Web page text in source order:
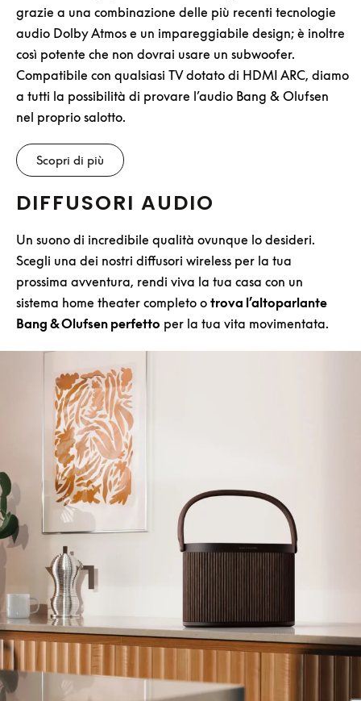
grazie a una combinazione delle più recenti tecnologie
audio Dolby Atmos e un impareggiabile design; è inoltre
così potente che non dovrai usare un subwoofer.
Compatibile con qualsiasi TV dotato di HDMI ARC, diamo
a tutti la possibilità di provare l’audio Bang & Olufsen
nel proprio salotto.
Scopri di più
DIFFUSORI AUDIO
Un suono di incredibile qualità ovunque lo desideri.
Scegli una dei nostri diffusori wireless per la tua
prossima avventura, rendi viva la tua casa con un
sistema home theater completo o trova l’altoparlante
Bang & Olufsen perfetto per la tua vita movimentata.